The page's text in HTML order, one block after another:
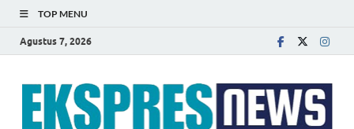
TOP MENU
Agustus 7, 2026